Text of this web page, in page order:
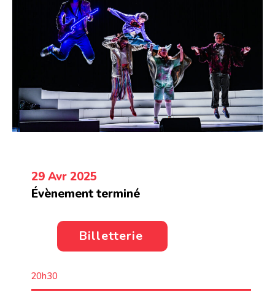
29 Avr 2025
Évènement terminé
Billetterie
20h30